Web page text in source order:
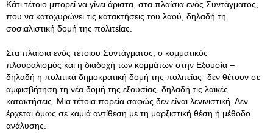
Κάτι τέτοιο μπορεί να γίνει άριστα, στα πλαίσια ενός Συντάγματος,
που να κατοχυρώνει τις κατακτήσεις του λαού, δηλαδή τη
σοσιαλιστική δομή της πολιτείας.
Στα πλαίσια ενός τέτοιου Συντάγματος, ο κομματικός
πλουραλισμός και η διαδοχή των κομμάτων στην Εξουσία –
δηλαδή η πολιτικά δημοκρατική δομή της πολιτείας- δεν θέτουν σε
αμφισβήτηση τη νέα δομή της εξουσίας, δηλαδή τις λαϊκές
κατακτήσεις. Μια τέτοια πορεία σαφώς δεν είναι λενινιστική. Δεν
έρχεται όμως σε καμιά αντίθεση με τη μαρξιστική θέση ή μέθοδο
ανάλυσης.